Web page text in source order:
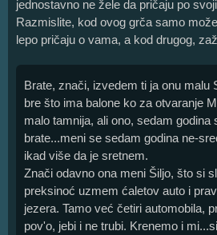
jednostavno ne žele da pričaju po
Razmislite, kod ovog grča samo
lepo pričaju o vama, a kod drugog,
Brate, znači, izvedem ti ja onu malu
bre što ima balone ko za otvaranje
malo tamnija, ali ono, sedam godina
brate...meni se sedam godina ne-
ikad više da je sretnem.
Znači odavno ona meni Šiljo, što si
preksinoć uzmem ćaletov auto i
jezera. Tamo već četiri automobila,
pov'o, jebi i ne trubi. Krenemo i